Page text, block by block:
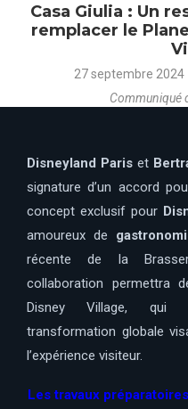
Casa Giulia : Un
remplacer le
27 septembre 2024
Communiqué
Disneyland Pariset
signature d’un accord
concept exclusif pour
amoureux de
récente de la
collaboration permettra
Disney Village, qui
transformation globale
l’expérience visiteur.
Les travaux